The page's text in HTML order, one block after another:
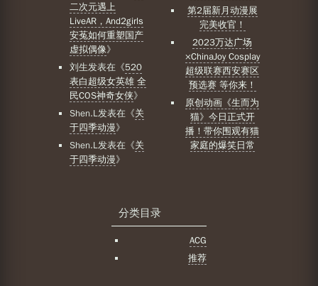
二次元遇上
LiveAR，And2girls
安菟如何重塑国产
虚拟偶像》
刘生发表在《520
表白超级女英雄 全
民COS神奇女侠》
Shen.L发表在《关
于四季动漫》
Shen.L发表在《关
于四季动漫》
第2届新月动漫展
完美收官！
2023万达广场
×ChinaJoy Cosplay
超级联赛西安赛区
预选赛 等你来！
原创动画《生而为
猫》今日正式开
播！带你围观有猫
家庭的爆笑日常
分类目录
ACG
推荐